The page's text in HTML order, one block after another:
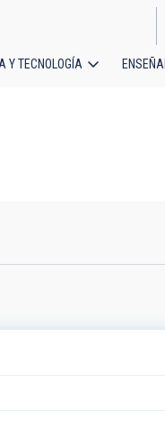
Y TECNOLOGÍA